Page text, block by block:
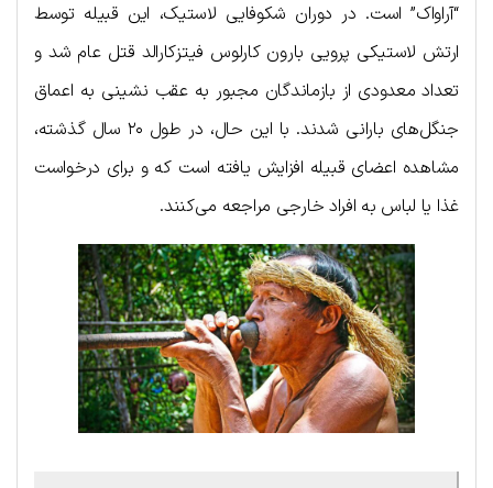
“آراواک” است. در دوران شکوفایی لاستیک، این قبیله توسط
ارتش لاستیکی پرویی بارون کارلوس فیتزکارالد قتل عام شد و
تعداد معدودی از بازماندگان مجبور به عقب نشینی به اعماق
جنگل‌های بارانی شدند. با این حال، در طول ۲۰ سال گذشته،
مشاهده اعضای قبیله افزایش یافته است که و برای درخواست
غذا یا لباس به افراد خارجی مراجعه می‌کنند.